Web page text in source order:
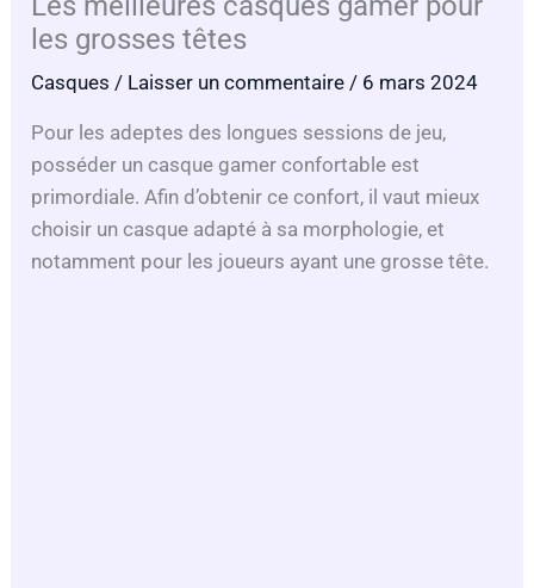
les grosses têtes
Casques / Laisser un commentaire / 6 mars 2024
Pour les adeptes des longues sessions de jeu,
posséder un casque gamer confortable est
primordiale. Afin d’obtenir ce confort, il vaut mieux
choisir un casque adapté à sa morphologie, et
notamment pour les joueurs ayant une grosse tête.